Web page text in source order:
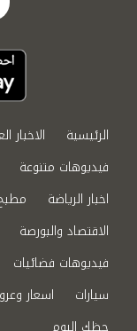
الرئيسية الاخبار
فيديوهات متنوعة
اخبار الرياضة
الاقتصاد والبورصة
فيديوهات فضائيات
سيارات
اسعار